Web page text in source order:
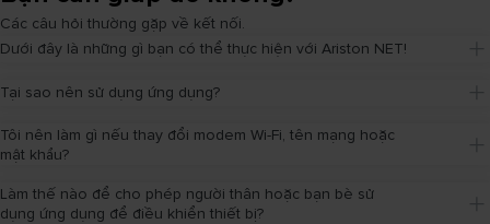
Các câu hỏi thường gặp về kết nối.
Dưới đây là những gì bạn có thể thực hiện với Ariston NET!
Tại sao nên sử dụng ứng dụng?
Tôi nên làm gì nếu thay đổi modem Wi-Fi, tên mạng hoặc
mật khẩu?
Làm thế nào để cho phép người thân hoặc bạn bè sử
dụng ứng dụng để điều khiển thiết bị?